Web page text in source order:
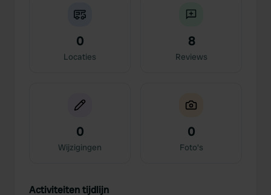
0
Locaties
8
Reviews
0
Wijzigingen
0
Foto's
Activiteiten tijdlijn